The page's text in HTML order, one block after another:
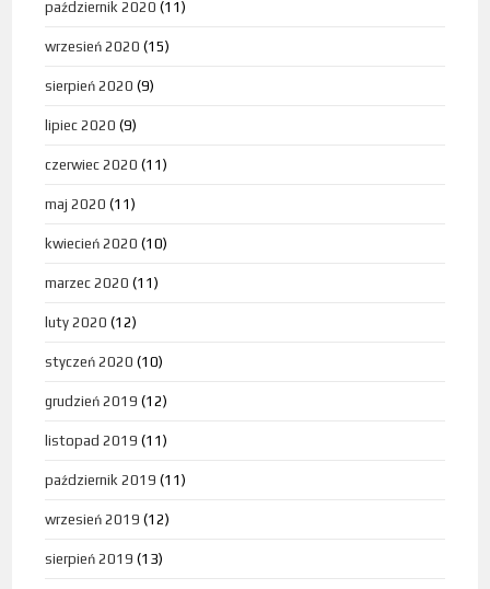
październik 2020 (11)
wrzesień 2020 (15)
sierpień 2020 (9)
lipiec 2020 (9)
czerwiec 2020 (11)
maj 2020 (11)
kwiecień 2020 (10)
marzec 2020 (11)
luty 2020 (12)
styczeń 2020 (10)
grudzień 2019 (12)
listopad 2019 (11)
październik 2019 (11)
wrzesień 2019 (12)
sierpień 2019 (13)